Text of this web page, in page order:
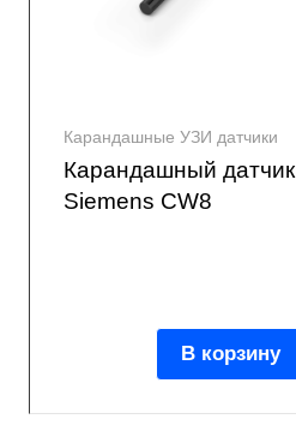
Карандашные УЗИ датчики
Карандашный датчик
Siemens CW8
В корзину